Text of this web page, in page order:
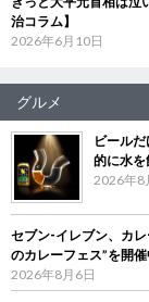
治コラム】
2026年6月10日
グルメ
ビール
的に水を
2026年8
セブン‐イレブン、カ
のカレーフェス”を開催
2026年8月6日